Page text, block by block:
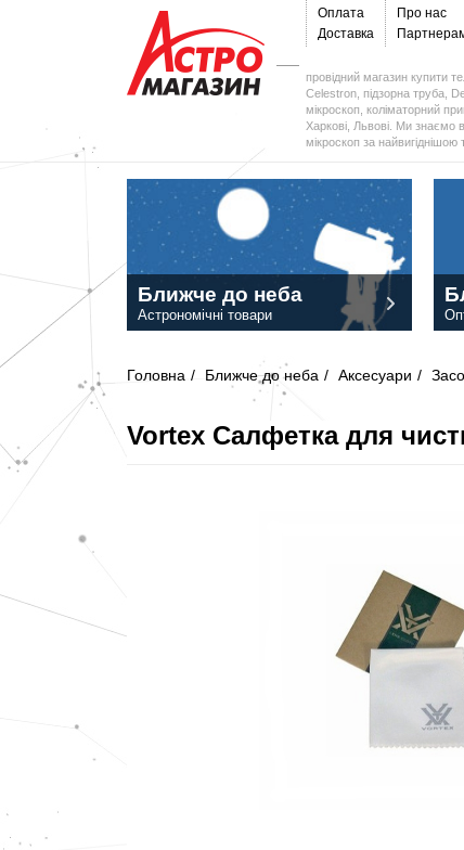
Оплата
Доставка
Про нас
провідний магазин купити
Celestron, підзорна труба,
мікроскоп, коліматорний
Харкові, Львові. Ми знаємо
мікроскоп за
Ближче до неба
Астрономічні товари
Головна / Ближче до неба / Аксесуари /
Vortex Салфетка для